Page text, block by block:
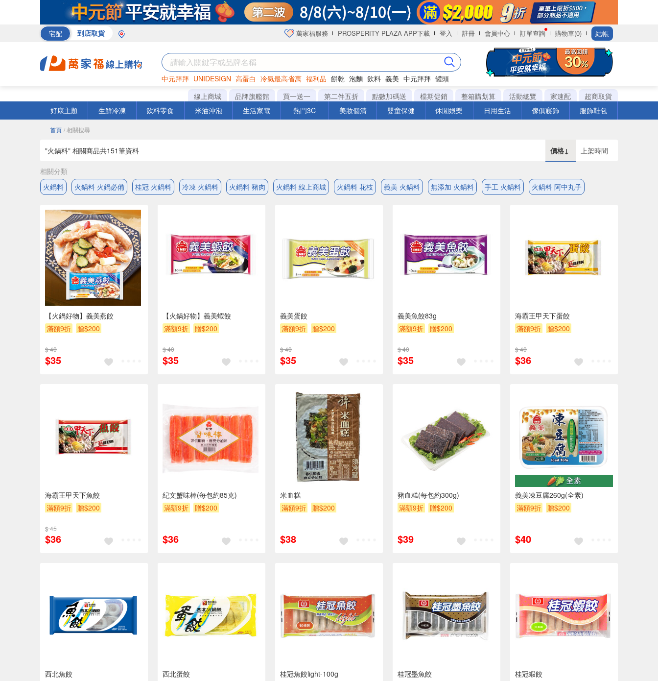
宅配 到店取貨 萬家福服務 PROSPERITY PLAZA APP下載 登入 註冊 會員中心 訂單查詢 購物車(0) 結帳
中元拜拜 UNIDESIGN 高蛋白 冷氣最高省萬 福利品 餅乾 泡麵 飲料 義美 中元拜拜 罐頭
巧克力 衛生紙 咖啡
線上商城 品牌旗艦館 買一送一 第二件五折 點數加碼送 檔期促銷 整箱購划算 活動總覽 家速配
超商取貨
好康主題
生鮮冷凍 飲料零食 米油沖泡 生活家電 熱門3C 美妝個清 嬰童保健 休閒娛樂 日用生活 傢俱寢飾 服飾鞋包
首頁 / 相關搜尋
"火鍋料" 相關商品共151筆資料 價格↓ 上架時間
相關分類
火鍋料
火鍋料 火鍋必備 桂冠 火鍋料 冷凍 火鍋料 火鍋料 豬肉 火鍋料 線上商城 火鍋料 花枝 義美 火鍋料 無添加 火鍋料 手工 火鍋料 火鍋料 阿中丸子
【火鍋好物】義美燕餃
滿額9折
贈$200
$ 40
$35
【火鍋好物】義美蝦餃
滿額9折
贈$200
$ 40
$35
義美蛋餃
滿額9折
贈$200
$ 40
$35
義美魚餃83g
滿額9折
贈$200
$ 40
$35
海霸王甲天下蛋餃
滿額9折
贈$200
$ 40
$36
海霸王甲天下魚餃
滿額9折
贈$200
$ 45
$36
紀文蟹味棒(每包約85克)
滿額9折
贈$200
$36
米血糕
滿額9折
贈$200
$38
豬血糕(每包約300g)
滿額9折
贈$200
$39
義美凍豆腐260g(全素)
滿額9折
贈$200
$40
西北魚餃
西北蛋餃
桂冠魚餃light-100g
桂冠墨魚餃
桂冠蝦餃